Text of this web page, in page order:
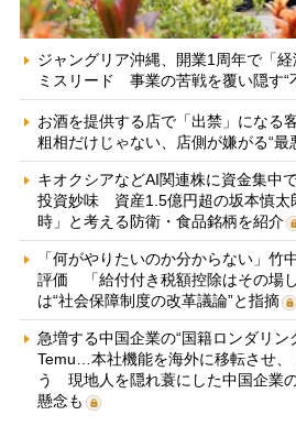
ジャングリア沖縄、開業1周年で「
ミスリード 事業の苦戦を覆い隠す“
お酒を提供する店で「出禁」にな
粗相だけじゃない、店側が嫌がる“最
キオクシアなどAI関連株に資金集中
投資妙味 資産1.5億円超の坂本慎太
時」と考える防衛・食品銘柄を紹介
「何がやりたいのか分からない」竹
評価 「給付付き税額控除はその場
は“社会保障制度の改革議論”と指摘
急増する中国企業の“国籍ロンダリン
Temu…本社機能を海外に移転させ、
う 現地人を隠れ蓑にした中国企業
懸念も